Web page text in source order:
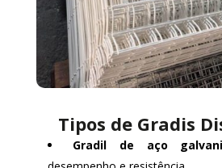
Tipos de Gradis
Gradil de aço